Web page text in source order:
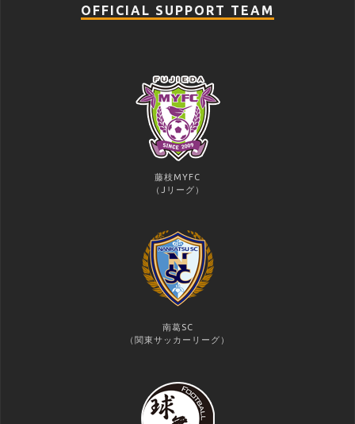
OFFICIAL SUPPORT TEAM
藤枝MYFC
（Jリーグ）
南葛SC
（関東サッカーリーグ）